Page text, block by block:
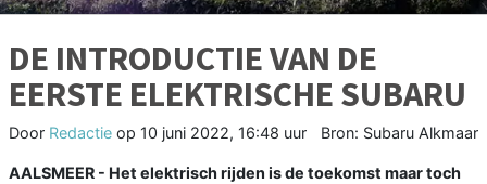
DE INTRODUCTIE VAN DE
EERSTE ELEKTRISCHE SUBARU
Door Redactie op 10 juni 2022, 16:48 uur Bron: Subaru Alkmaar
AALSMEER - Het elektrisch rijden is de toekomst maar toch